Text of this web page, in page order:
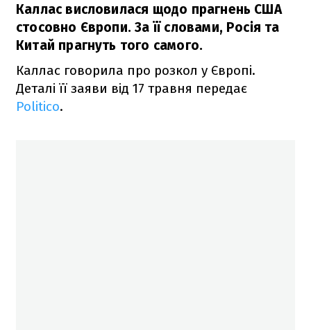
Каллас висловилася щодо прагнень США
стосовно Європи. За її словами, Росія та
Китай прагнуть того самого.
Каллас говорила про розкол у Європі.
Деталі її заяви від 17 травня передає
Politico.